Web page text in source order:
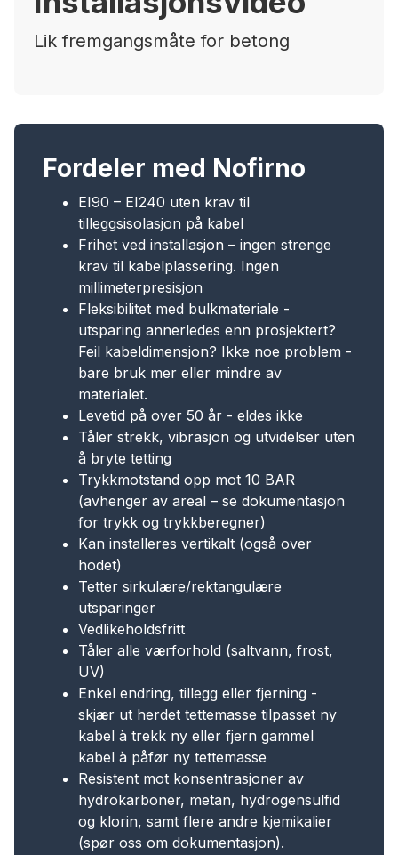
Installasjonsvideo
Lik fremgangsmåte for betong
Fordeler med Nofirno
EI90 – EI240 uten krav til
tilleggsisolasjon på kabel
Frihet ved installasjon – ingen strenge
krav til kabelplassering. Ingen
millimeterpresisjon
Fleksibilitet med bulkmateriale -
utsparing annerledes enn prosjektert?
Feil kabeldimensjon? Ikke noe problem -
bare bruk mer eller mindre av
materialet.
Levetid på over 50 år - eldes ikke
Tåler strekk, vibrasjon og utvidelser uten
å bryte tetting
Trykkmotstand opp mot 10 BAR
(avhenger av areal – se dokumentasjon
for trykk og trykkberegner)
Kan installeres vertikalt (også over
hodet)
Tetter sirkulære/rektangulære
utsparinger
Vedlikeholdsfritt
Tåler alle værforhold (saltvann, frost,
UV)
Enkel endring, tillegg eller fjerning -
skjær ut herdet tettemasse tilpasset ny
kabel à trekk ny eller fjern gammel
kabel à påfør ny tettemasse
Resistent mot konsentrasjoner av
hydrokarboner, metan, hydrogensulfid
og klorin, samt flere andre kjemikalier